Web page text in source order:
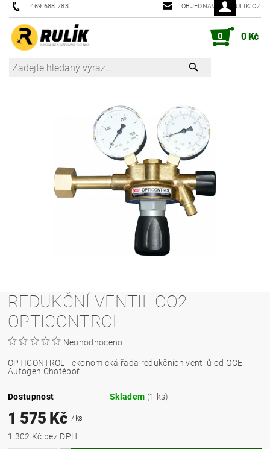
469 688 783 OBJEDNAVKY@RULIK.CZ
0 0 Kč
REDUKČNÍ VENTIL CO2
OPTICONTROL
Neohodnoceno
OPTICONTROL - ekonomická řada redukčních ventilů od GCE
Autogen Chotěboř.
Dostupnost Skladem (1 ks)
1 575 Kč / ks
1 302 Kč bez DPH